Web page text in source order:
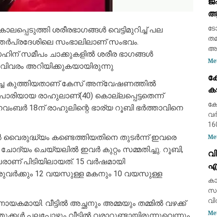
ശരീരഭാഗങ്ങൾ വെട്ടിമുറിച്ച് പല
സംഭാലിലാണ് സംഭവം.
സമീപം ചാക്കുകളിൽ ശരീര ഭാഗങ്ങൾ
അറിയിക്കുകയായിരുന്നു
കുത്തിയതാണ് കേസ് അന്വേഷണത്തിൽ
രാഹുലാണ്(40) കൊല്ലപ്പെട്ടതെന്ന്
18ന് രാഹുലിന്റെ ഭാര്യ റൂബി ഭർത്താവിനെ
കണ്ടെത്തിയതിനെ തുടർന്ന് ഇവരെ
ചെയ്യലിൽ ഇവർ കുറ്റം സമ്മതിച്ചു. റൂബി,
പിടിയിലായത്. 15 വർഷമായി
12 വയസുള്ള മകനും 10 വയസുള്ള
വീട്ടിൽ അച്ഛനും അമ്മയും തമ്മിൽ വഴക്ക്